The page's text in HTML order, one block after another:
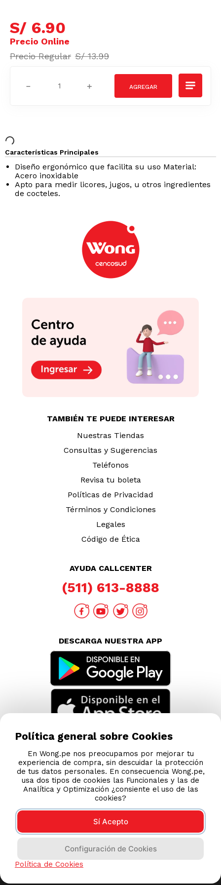
S/ 6.90
S/ 13.99
＋
－
Características Principales
Diseño ergonómico que facilita su uso Material:
Acero inoxidable
Apto para medir licores, jugos, u otros ingredientes
de cocteles.
TAMBIÉN TE PUEDE INTERESAR
Nuestras Tiendas
Consultas y Sugerencias
Teléfonos
Revisa tu boleta
Políticas de Privacidad
Términos y Condiciones
Legales
Código de Ética
AYUDA CALLCENTER
(511) 613-8888
DESCARGA NUESTRA APP
Esta tienda usa Niubiz para realizar transacciones
Política general sobre Cookies
En Wong.pe nos preocupamos por mejorar tu
experiencia de compra, sin descuidar la protección
de tus datos personales. En consecuencia Wong.pe,
usa dos tipos de cookies las Funcionales y las de
Analítica y Optimización ¿consiente el uso de las
cookies?
Sí Acepto
Configuración de Cookies
Política de Cookies